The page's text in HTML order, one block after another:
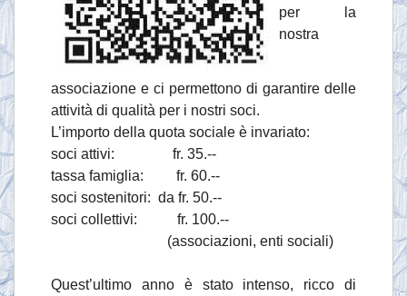
per la
nostra
associazione e ci permettono di garantire delle
attività di qualità per i nostri soci.
L’importo della quota sociale è invariato:
soci attivi: fr. 35.--
tassa famiglia: fr. 60.--
soci sostenitori: da fr. 50.--
soci collettivi: fr. 100.--
(associazioni, enti sociali)
Quest’ultimo anno è stato intenso, ricco di